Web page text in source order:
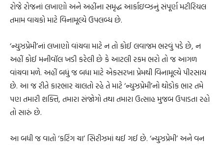
રોજે રોજનાં લખાણો અને અહીંના સમૃદ્ધ આર્કાઇવ્ઝનું સંપૂર્ણ મટીરિયલ
તમામ વાચકો માટે વિનામૂલ્યે ઉપલબ્ધ છે.
‘ન્યુઝપ્રેમી’નાં લખાણો વાંચવા માટે ન તો કોઈ લવાજમ ભરવું પડે છે, ન
અહીં કોઈ મનીવૉલ ખડી કરેલી છે કે આટલી રકમ ભરો તો જ આગળ
વાંચવા મળે. અહીં બધું જ બધા માટે એકસરખા પ્રેમથી વિનામૂલ્યે પીરસાય
છે. આ જ રીતે કારભાર ચાલતો રહે તે માટે ‘ન્યુઝપ્રેમી’નો થોડોક ભાર તમે
પણ તમારી શક્તિ, તમારા સંજોગો તથા તમારા ઉત્સાહ મુજબ ઉપાડતા રહો
તો સારું છે.
આ બધી જ વાતો ‘કટિંગ ચા’ સિરીઝમાં થઈ ગઈ છે. ‘ન્યુઝપ્રેમી’ અને વન